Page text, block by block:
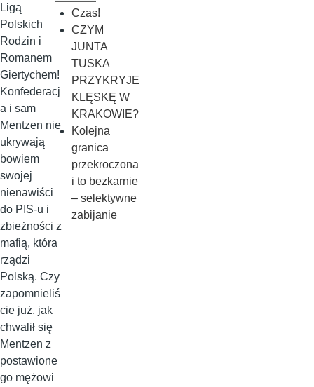
Ligą
Polskich
Rodzin i
Romanem
Giertychem!
Konfederacj
a i sam
Mentzen nie
ukrywają
bowiem
swojej
nienawiści
do PIS-u i
zbieżności z
mafią, która
rządzi
Polską. Czy
zapomnieliś
cie już, jak
chwalił się
Mentzen z
postawione
go mężowi
Czas!
CZYM
JUNTA
TUSKA
PRZYKRYJE
KLĘSKĘ W
KRAKOWIE?
Kolejna
granica
przekroczona
i to bezkarnie
– selektywne
zabijanie